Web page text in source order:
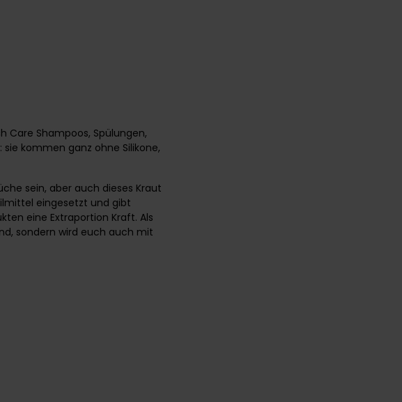
Care Shampoos, Spülungen,
kommen ganz ohne Silikone,
sein, aber auch dieses Kraut
eingesetzt und gibt
eine Extraportion Kraft. Als
sondern wird euch auch mit